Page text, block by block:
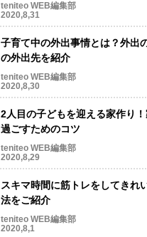
teniteo WEB編集部
2020,8,31
子育て中の外出事情とは？外出
の外出先を紹介
teniteo WEB編集部
2020,8,30
2人目の子どもを迎える家作り
過ごすためのコツ
teniteo WEB編集部
2020,8,29
スキマ時間に筋トレをしてきれ
法をご紹介
teniteo WEB編集部
2020,8,1